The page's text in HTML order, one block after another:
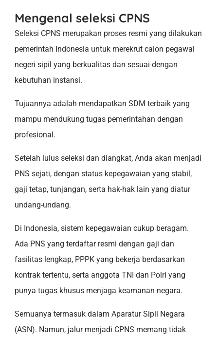
Mengenal seleksi CPNS
Seleksi CPNS merupakan proses resmi yang dilakukan
pemerintah Indonesia untuk merekrut calon pegawai
negeri sipil yang berkualitas dan sesuai dengan
kebutuhan instansi.
Tujuannya adalah mendapatkan SDM terbaik yang
mampu mendukung tugas pemerintahan dengan
profesional.
Setelah lulus seleksi dan diangkat, Anda akan menjadi
PNS sejati, dengan status kepegawaian yang stabil,
gaji tetap, tunjangan, serta hak-hak lain yang diatur
undang-undang.
Di Indonesia, sistem kepegawaian cukup beragam.
Ada PNS yang terdaftar resmi dengan gaji dan
fasilitas lengkap, PPPK yang bekerja berdasarkan
kontrak tertentu, serta anggota TNI dan Polri yang
punya tugas khusus menjaga keamanan negara.
Semuanya termasuk dalam Aparatur Sipil Negara
(ASN). Namun, jalur menjadi CPNS memang tidak